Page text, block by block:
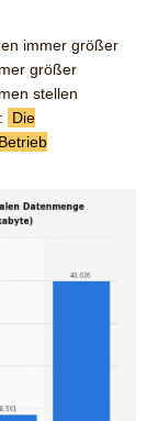
immer größer
größer
stellen
Die